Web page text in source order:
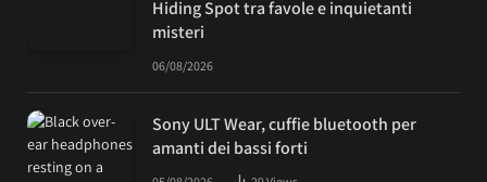
Hiding Spot tra favole e inquietanti
misteri
06/08/2026
Sony ULT Wear, cuffie bluetooth per
amanti dei bassi forti